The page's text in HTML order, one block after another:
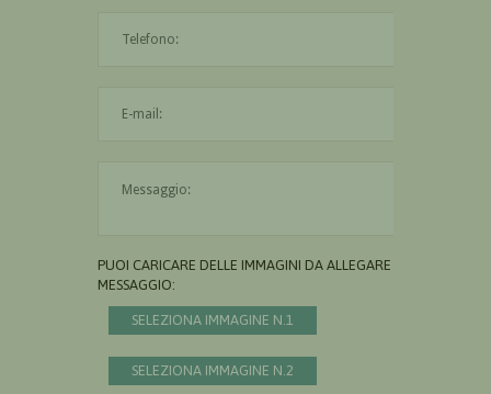
PUOI CARICARE DELLE IMMAGINI DA ALLEGARE AL
MESSAGGIO:
SELEZIONA IMMAGINE N.1
SELEZIONA IMMAGINE N.2